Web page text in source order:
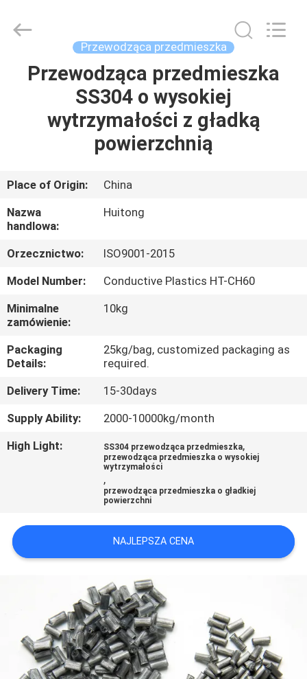
DOM
PRODUKTY
POKAZ
VR
O
WYCIECZKA
PO
FABRYCE
KONTROLA
JAKOŚCI
SKONTAKTUJ
SIĘ
NAMI
POPROSIĆ
O
WYCENĘ
Materials
Przewodząca przedmieszka
Przewodząca przedmieszka
SS304 o wysokiej
wytrzymałości z gładką
powierzchnią
Place of Origin:
China
Nazwa
handlowa:
Huitong
Orzecznictwo:
ISO9001-2015
Model Number:
Conductive Plastics HT-CH60
Minimalne
zamówienie:
10kg
Packaging
Details:
25kg/bag, customized packaging as
required.
Delivery Time:
15-30days
Supply Ability:
2000-10000kg/month
High Light:
SS304 przewodząca przedmieszka,
przewodząca przedmieszka o wysokiej
wytrzymałości
,
przewodząca przedmieszka o gładkiej
powierzchni
NAJLEPSZA CENA